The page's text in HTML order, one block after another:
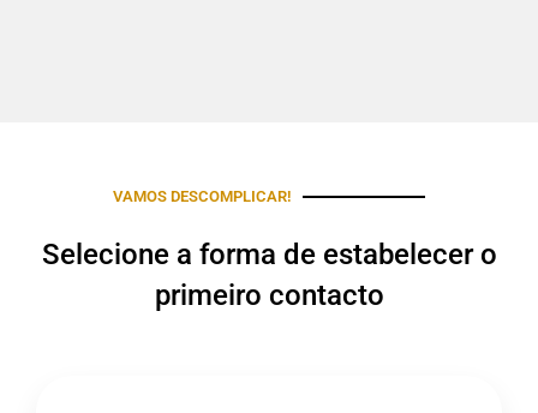
VAMOS DESCOMPLICAR!
Selecione a forma de estabelecer o
primeiro contacto